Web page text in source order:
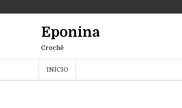
Eponina
Crochê
INÍCIO